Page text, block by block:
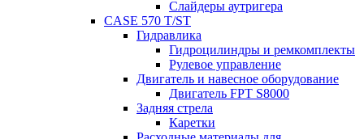
Слайдеры аутригера
CASE 570 T/ST
Гидравлика
Гидроцилиндры и ремкомплекты
Рулевое управление
Двигатель и навесное оборудование
Двигатель FPT S8000
Задняя стрела
Каретки